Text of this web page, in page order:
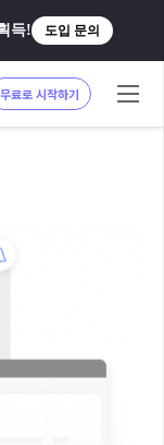
득! 도입 문의
무료로 시작하기